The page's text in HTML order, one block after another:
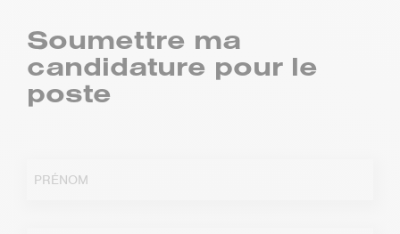
Soumettre ma
candidature pour le
poste